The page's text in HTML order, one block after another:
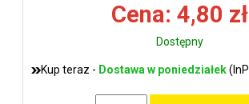
Cena: 4,80 zł
Dostępny
Kup teraz - Dostawa w poniedziałek